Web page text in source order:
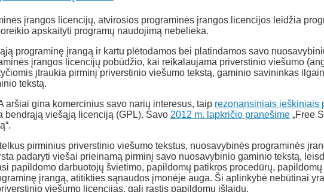
įrangos licencijų, atvirosios programinės įrangos licencijos leidžia
apskaityti programų naudojimą nebelieka.
programinę įrangą ir kartu plėtodamos bei platindamos savo
įrangos licencijų pobūdžio, kai reikalaujama priverstinio viešumo
įtraukia pirminį priverstinio viešumo tekstą, gaminio savininkas
tekstą.
aršiai gina komercinius savo narių interesus, taip rezonansiniais ieškiniais
bendrąją viešąją licenciją (GPL). Savo 2012 m. lapkričio pranešime „Free
pirminius priverstinio viešumo tekstus, nuosavybinės programinės
padaryti viešai prieinamą pirminį savo nuosavybinio gaminio tekstą,
papildomo darbuotojų švietimo, papildomų patikros procedūrų,
įrangą, atitikties sąnaudos įmonėje auga. Ši aplinkybė nebūtinai
viešumo licencijas, gali rastis papildomų išlaidų.